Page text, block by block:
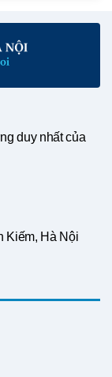
duy nhất của
Kiếm, Hà Nội